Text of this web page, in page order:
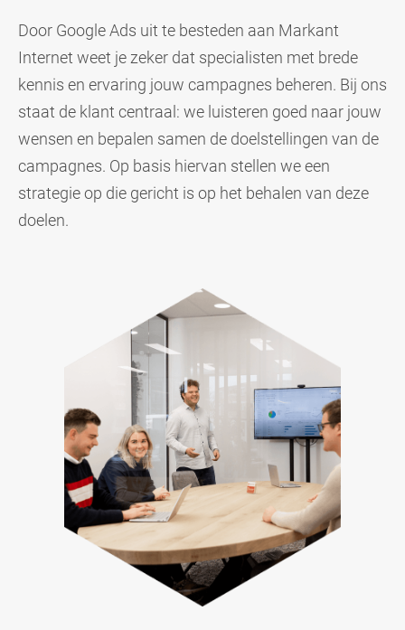
Door Google Ads uit te besteden aan Markant
Internet weet je zeker dat specialisten met brede
kennis en ervaring jouw campagnes beheren. Bij ons
staat de klant centraal: we luisteren goed naar jouw
wensen en bepalen samen de doelstellingen van de
campagnes. Op basis hiervan stellen we een
strategie op die gericht is op het behalen van deze
doelen.